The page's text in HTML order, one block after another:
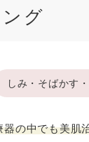
グ
しみ・そばかす
の中でも美肌